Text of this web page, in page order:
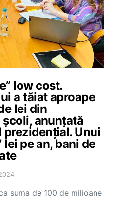
low cost.
a tăiat aproape
lei din
anunțată
Unui
pe an, bani de
suma de 100 de milioane